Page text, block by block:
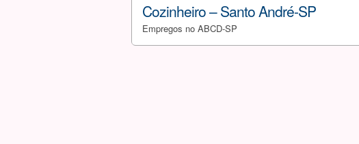
Cozinheiro – Santo André-SP
Empregos no ABCD-SP